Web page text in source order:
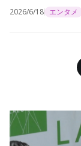
2026/6/18 エンタメ